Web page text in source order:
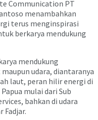
Communication PT
menambahkan
terus menginspirasi
berkarya mendukung
mendukung
udara, diantaranya
laut, peran hilir energi di
mulai dari Sub
bahkan di udara
Fadjar.